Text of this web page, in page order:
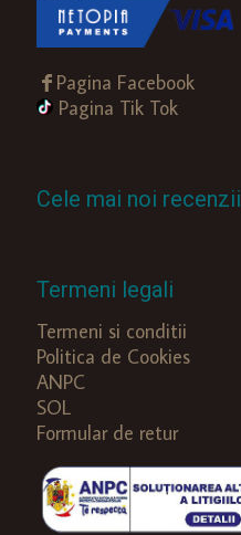
Pagina Facebook
Pagina Tik Tok
Cele mai noi recenzii
Termeni legali
Termeni si conditii
Politica de Cookies
ANPC
SOL
Formular de retur